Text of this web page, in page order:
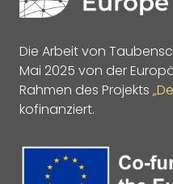
Die Arbeit von
Mai 2025 von der
Rahmen des Projekts
kofinanziert.